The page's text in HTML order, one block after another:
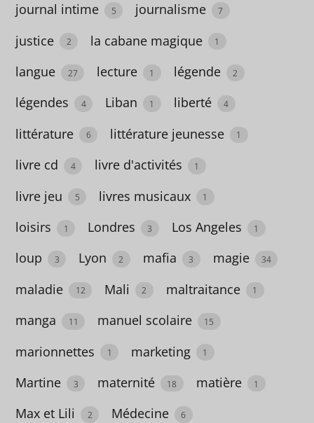
60
amour
50
Amsterdam
3
Angleterre
38
animaux
3
anthologie
1
journal intime 5 journalisme 7
justice 2 la cabane magique 1
langue 27 lecture 1 légende 2
légendes 4 Liban 1 liberté 4
littérature 6 littérature jeunesse 1
livre cd 4 livre d'activités 1
livre jeu 5 livres musicaux 1
loisirs 1 Londres 3 Los Angeles 1
loup 3 Lyon 2 mafia 3 magie 34
maladie 12 Mali 2 maltraitance 1
manga 11 manuel scolaire 15
marionnettes 1 marketing 1
Martine 3 maternité 18 matière 1
Max et Lili 2 Médecine 6